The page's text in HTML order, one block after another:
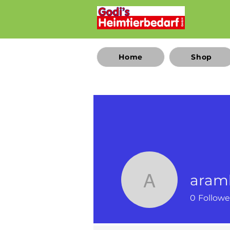
Home Shop
0